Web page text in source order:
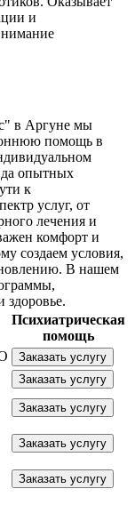
и
в Аргуне мы
помощь в
опытных
к
услуг, от
лечения и
комфорт и
создаем условия,
В нашем
здоровье.
Психиатрическая
помощь
Заказать услугу
Заказать услугу
Заказать услугу
Заказать услугу
Заказать услугу